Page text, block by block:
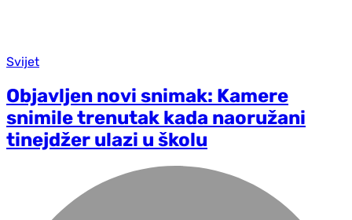
Svijet
Objavljen novi snimak: Kamere
snimile trenutak kada naoružani
tinejdžer ulazi u školu